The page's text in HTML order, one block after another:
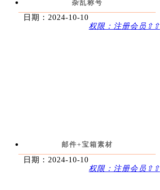
杂乱称号
权限：注册会员⇧⇧
日期：2024-10-10
邮件+宝箱素材
权限：注册会员⇧⇧
日期：2024-10-10